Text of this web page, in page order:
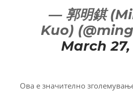
— 郭明錤
Kuo)
March 27,
Ова е значително